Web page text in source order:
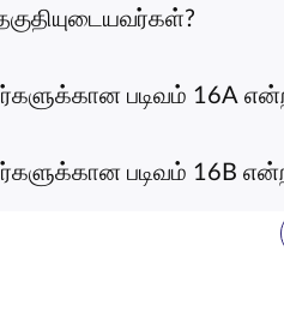
படிவம் 16A
படிவம் 16B